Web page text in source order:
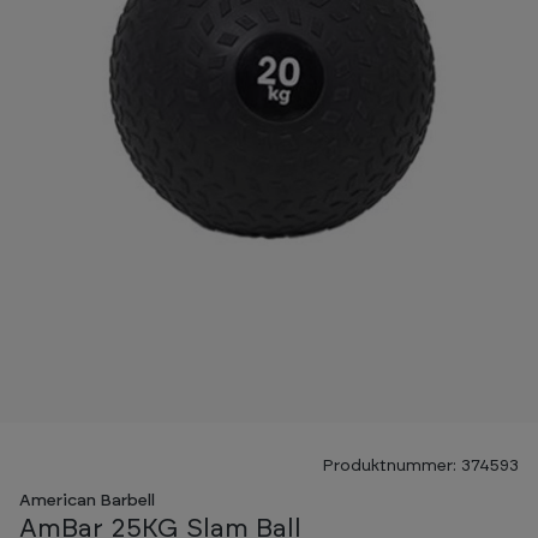
Produktnummer: 374593
American Barbell
AmBar 25KG Slam Ball